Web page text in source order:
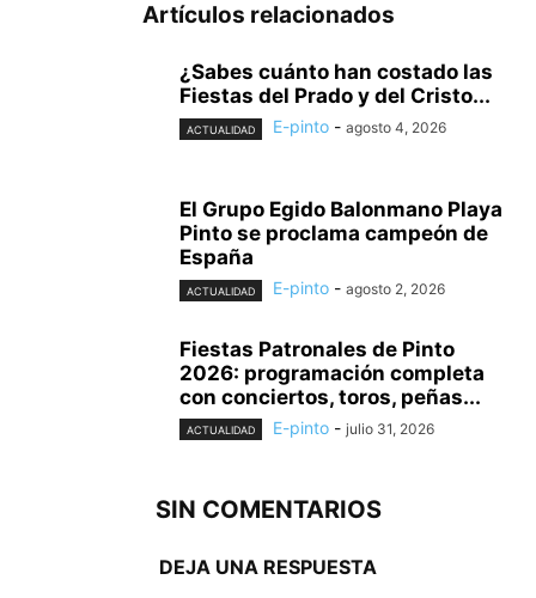
Artículos relacionados
¿Sabes cuánto han costado las
Fiestas del Prado y del Cristo...
ACTUALIDAD E-pinto - agosto 4, 2026
El Grupo Egido Balonmano Playa
Pinto se proclama campeón de
España
ACTUALIDAD E-pinto - agosto 2, 2026
Fiestas Patronales de Pinto
2026: programación completa
con conciertos, toros, peñas...
ACTUALIDAD E-pinto - julio 31, 2026
SIN COMENTARIOS
DEJA UNA RESPUESTA